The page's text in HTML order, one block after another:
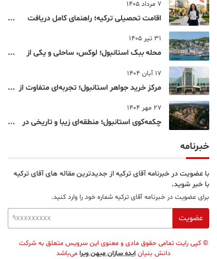
7 مرداد 1405
اقامت تحصیلی ترکیه؛ راهنمای کامل دریافت
31 تیر 1405
محله ببک استانبول؛ لوکس، ساحلی و یکی از
17 آبان 1404
مرکز خرید جواهر استانبول؛ تجربه‌ای متفاوت از
27 مهر 1404
چکمه‌کوی استانبول؛ منطقه‌ای زیبا و تاریخی در
خبرنامه
با عضویت در خبرنامه آقای ترکیه از جدیدترین مقاله های آقای ترکیه
با خبر شوید.
برای عضویت در خبرنامه آقای ترکیه شماره خود را وارد کنید.
عضویت
© کپی رایت تمامی حقوق مادی و معنوی این سرویس متعلق به شرکت
دانش بنیان ایده سازان میهن ویرا می‌باشد